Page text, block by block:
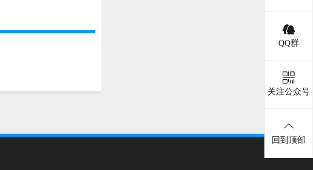
QQ群
关注公众号
回到顶部